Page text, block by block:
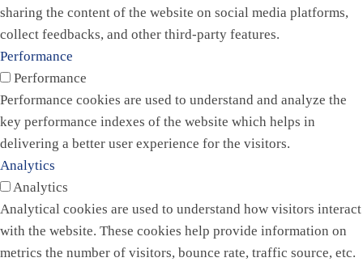
sharing the content of the website on social media platforms,
collect feedbacks, and other third-party features.
Performance
Performance
Performance cookies are used to understand and analyze the
key performance indexes of the website which helps in
delivering a better user experience for the visitors.
Analytics
Analytics
Analytical cookies are used to understand how visitors interact
with the website. These cookies help provide information on
metrics the number of visitors, bounce rate, traffic source, etc.